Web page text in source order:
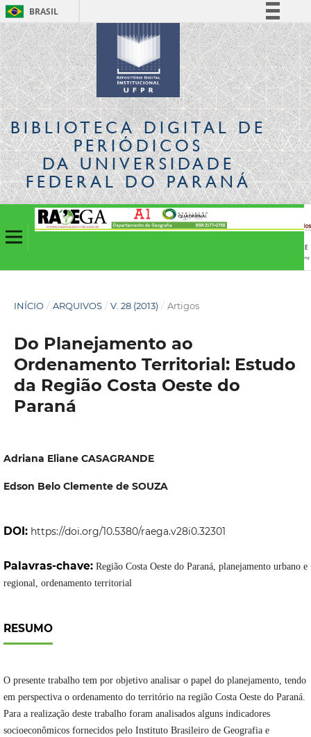
BRASIL
Simplifique!
Comunica BR
Participe
Acesso à informação
Legislação
Canais
BIBLIOTECA DIGITALDE
PERIÓDICOS
DA UNIVERSIDADE
FEDERAL DO PARANÁ
INÍCIO / ARQUIVOS / V. 28 (2013) / Artigos
Do Planejamento ao
Ordenamento Territorial: Estudo
da Região Costa Oeste do
Paraná
Adriana Eliane CASAGRANDE
Edson Belo Clemente de SOUZA
DOI: https://doi.org/10.5380/raega.v28i0.32301
Palavras-chave: Região Costa Oeste do Paraná, planejamento urbano e
regional, ordenamento territorial
RESUMO
O presente trabalho tem por objetivo analisar o papel do planejamento, tendo
em perspectiva o ordenamento do território na região Costa Oeste do Paraná.
Para a realização deste trabalho foram analisados alguns indicadores
socioeconômicos fornecidos pelo Instituto Brasileiro de Geografia e